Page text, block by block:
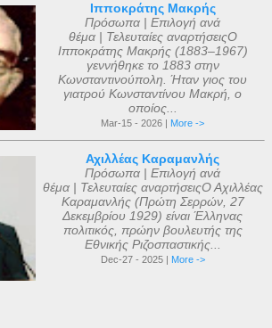
Ιπποκράτης Μακρής
Πρόσωπα | Επιλογή ανά
θέμα | Τελευταίες αναρτήσειςΟ
Ιπποκράτης Μακρής (1883–1967)
γεννήθηκε το 1883 στην
Κωνσταντινούπολη. Ήταν γιος του
γιατρού Κωνσταντίνου Μακρή, ο
οποίος...
Mar-15 - 2026 | More ->
Αχιλλέας Καραμανλής
Πρόσωπα | Επιλογή ανά
θέμα | Τελευταίες αναρτήσειςΟ Αχιλλέας
Καραμανλής (Πρώτη Σερρών, 27
Δεκεμβρίου 1929) είναι Έλληνας
πολιτικός, πρώην βουλευτής της
Εθνικής Ριζοσπαστικής...
Dec-27 - 2025 | More ->